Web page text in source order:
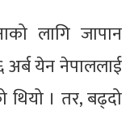
लागि जापान
अर्ब येन नेपाललाई
। तर, बढ्दो